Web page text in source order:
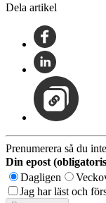
Dela artikel
Prenumerera så du
Din epost
Dagligen
Jag har läst och